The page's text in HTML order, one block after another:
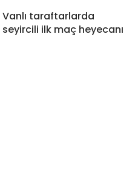
Vanlı taraftarlarda
seyircili ilk maç heyecanı